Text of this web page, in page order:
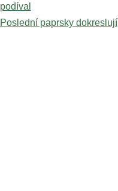
podíval
Poslední paprsky dokreslují